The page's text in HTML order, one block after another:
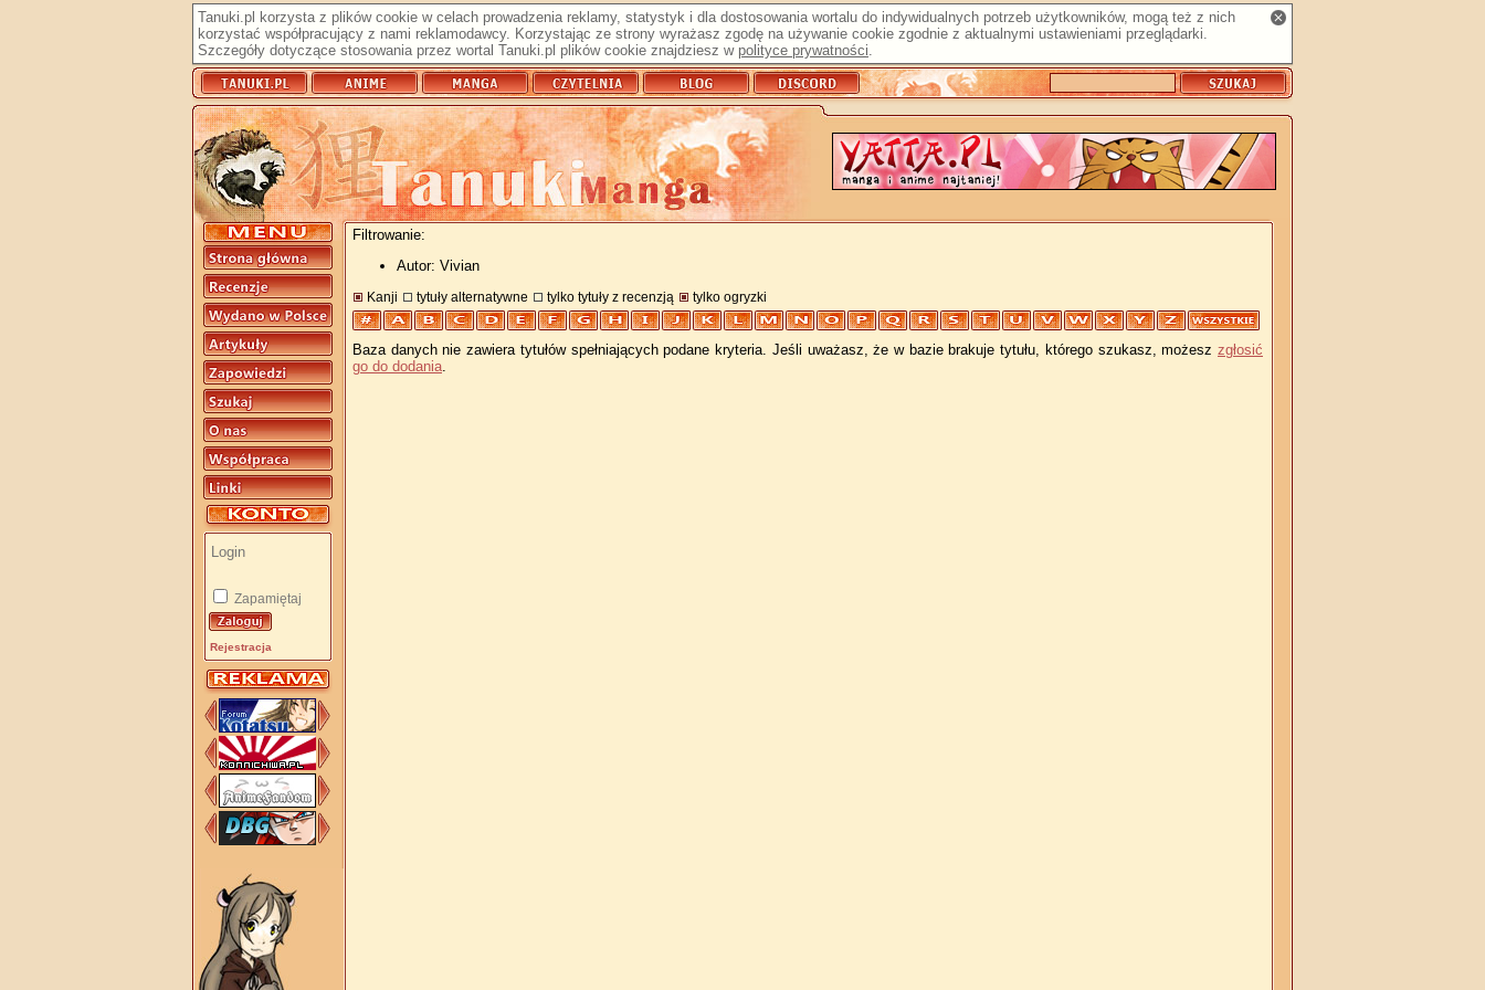
Tanuki.pl korzysta z plików cookie w celach prowadzenia reklamy, statystyk i dla dostosowania wortalu do indywidualnych potrzeb użytkowników, mogą też z nich
korzystać współpracujący z nami reklamodawcy. Korzystając ze strony wyrażasz zgodę na używanie cookie zgodnie z aktualnymi ustawieniami przeglądarki.
Szczegóły dotyczące stosowania przez wortal Tanuki.pl plików cookie znajdziesz w polityce prywatności.
Zapamiętaj
Rejestracja
Filtrowanie:
Autor: Vivian
Kanji tytuły alternatywne tylko tytuły z recenzją tylko ogryzki
Baza danych nie zawiera tytułów spełniających podane kryteria. Jeśli uważasz, że w bazie brakuje tytułu, którego szukasz, możesz zgłosić
go do dodania.